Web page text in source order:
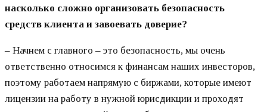
насколько сложно организовать безопасность
средств клиента и завоевать доверие?
– Начнем с главного – это безопасность, мы очень
ответственно относимся к финансам наших инвесторов,
поэтому работаем напрямую с биржами, которые имеют
лицензии на работу в нужной юрисдикции и проходят